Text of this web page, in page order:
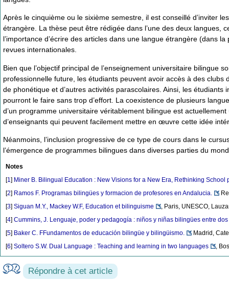
Après le cinquième ou le sixième semestre, il est conseillé d’inviter
étrangère. La thèse peut être rédigée dans l’une des deux langues,
l’importance d’écrire des articles dans une langue étrangère (dans
revues internationales.
Bien que l’objectif principal de l’enseignement universitaire bilingue
professionnelle future, les étudiants peuvent avoir accès à des
de phonétique et d’autres activités parascolaires. Ainsi, les
pourront le faire sans trop d’effort. La coexistence de plusieurs
d’un programme universitaire véritablement bilingue est
d’enseignants qui peuvent facilement mettre en œuvre cette idée
Néanmoins, l’inclusion progressive de ce type de cours dans le
l’émergence de programmes bilingues dans diverses parties du
Notes
[1] Miner B. Bilingual Education : New Visions for a New Era, Rethinking School
[2] Ramos F. Programas bilingües y formacion de profesores en Andalucia.
[3] Siguan M.Y., Mackey W.F, Education et bilinguisme
, Paris, UNESCO,
[4] Cummins, J. Lenguaje, poder y pedagogía : niños y niñas bilingües entre
[5] Baker C. FFundamentos de educación bilingüe y bilingüismo.
Madrid,
[6] Soltero S.W. Dual Language : Teaching and learning in two languages ,
Répondre à cet article